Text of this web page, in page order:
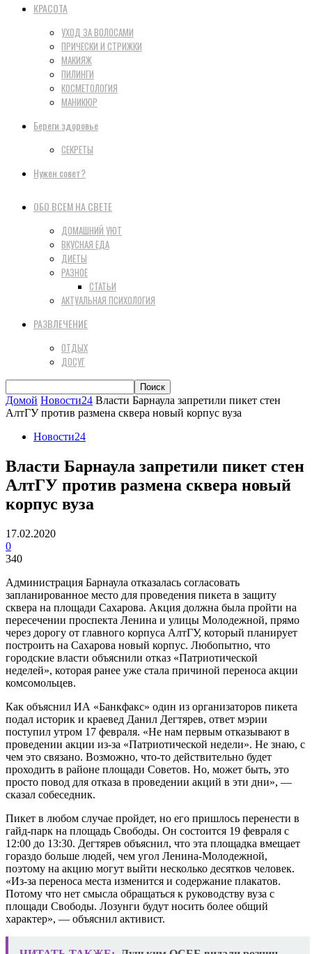
КРАСОТА
УХОД ЗА ВОЛОСАМИ
ПРИЧЕСКИ И СТРИЖКИ
МАКИЯЖ
ПИЛИНГИ
КОСМЕТОЛОГИЯ
МАНИКЮР
Береги здоровье
СЕКРЕТЫ
Нужен совет?
ОБО ВСЕМ НА СВЕТЕ
ДОМАШНИЙ УЮТ
ВКУСНАЯ ЕДА
ДИЕТЫ
РАЗНОЕ
СТАТЬИ
АКТУАЛЬНАЯ ПСИХОЛОГИЯ
РАЗВЛЕЧЕНИЕ
ОТДЫХ
ДОСУГ
Домой Новости24 Власти Барнаула запретили пикет стен
АлтГУ против размена сквера новый корпус вуза
Новости24
Власти Барнаула запретили пикет стен
АлтГУ против размена сквера новый
корпус вуза
17.02.2020
0
340
Администрация Барнаула отказалась согласовать
запланированное место для проведения пикета в защиту
сквера на площади Сахарова. Акция должна была пройти на
пересечении проспекта Ленина и улицы Молодежной, прямо
через дорогу от главного корпуса АлтГУ, который планирует
построить на Сахарова новый корпус. Любопытно, что
городские власти объяснили отказ «Патриотической
неделей», которая ранее уже стала причиной переноса акции
комсомольцев.
Как объяснил ИА «Банкфакс» один из организаторов пикета
подал историк и краевед Данил Дегтярев, ответ мэрии
поступил утром 17 февраля. «Не нам первым отказывают в
проведении акции из-за «Патриотической недели». Не знаю, с
чем это связано. Возможно, что-то действительно будет
проходить в районе площади Советов. Но, может быть, это
просто повод для отказа в проведении акций в эти дни», —
сказал собеседник.
Пикет в любом случае пройдет, но его пришлось перенести в
гайд-парк на площадь Свободы. Он состоится 19 февраля с
12:00 до 13:30. Дегтярев объяснил, что эта площадка вмещает
гораздо больше людей, чем угол Ленина-Молодежной,
поэтому на акцию могут выйти несколько десятков человек.
«Из-за переноса места изменится и содержание плакатов.
Потому что нет смысла обращаться к руководству вуза с
площади Свободы. Лозунги будут носить более общий
характер», — объяснил активист.